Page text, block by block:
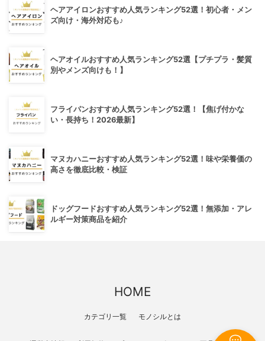
ヘアアイロンおすすめ人気ランキング52選！初心者・メン
ズ向け・海外対応も♪
ヘアオイルおすすめ人気ランキング52選【プチプラ・髪質
別やメンズ向けも！】
フライパンおすすめ人気ランキング52選！【焦げ付かな
い・長持ち！2026最新】
マヌカハニーおすすめ人気ランキング52選！味や栄養価の
高さを徹底比較・検証
ドッグフードおすすめ人気ランキング52選！無添加・アレ
ルギー対策商品を紹介
HOME
カテゴリ一覧 モノシルとは